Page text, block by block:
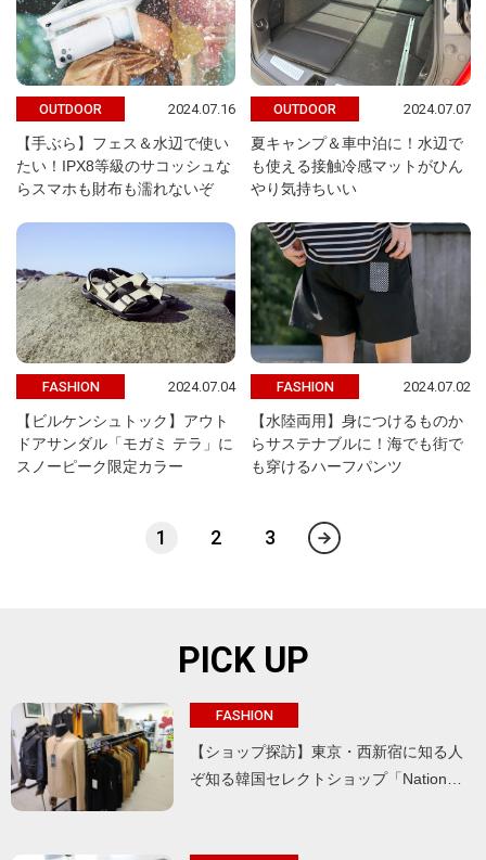
OUTDOOR 2024.07.16
【手ぶら】フェス＆水辺で使い
たい！IPX8等級のサコッシュな
らスマホも財布も濡れないぞ
OUTDOOR 2024.07.07
夏キャンプ＆車中泊に！水辺で
も使える接触冷感マットがひん
やり気持ちいい
FASHION 2024.07.04
【ビルケンシュトック】アウト
ドアサンダル「モガミ テラ」に
スノーピーク限定カラー
FASHION 2024.07.02
【水陸両用】身につけるものか
らサステナブルに！海でも街で
も穿けるハーフパンツ
1 2 3
PICK UP
FASHION
【ショップ探訪】東京・西新宿に知る人
ぞ知る韓国セレクトショップ「Nation…